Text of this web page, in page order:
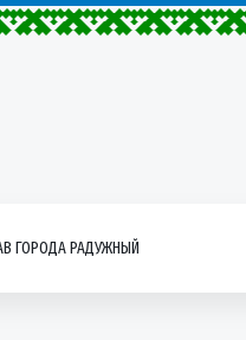
ГОРОДА РАДУЖНЫЙ